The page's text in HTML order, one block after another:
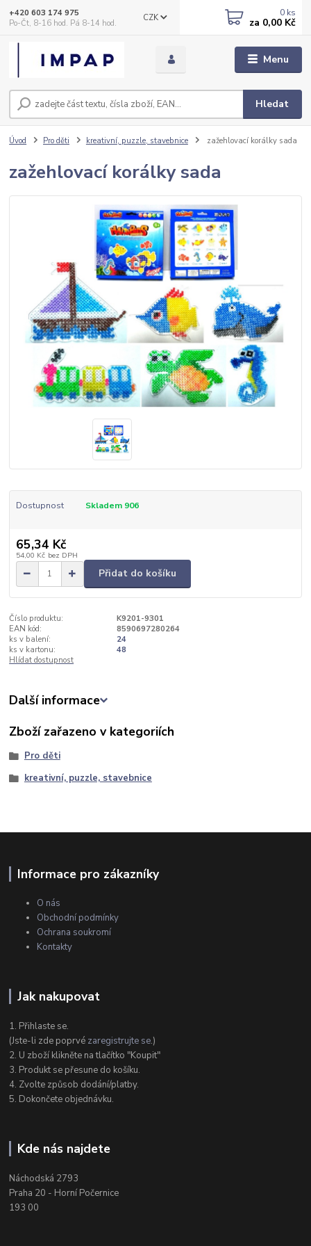
Menu
CZK
Hledat
+420 603 174 975
Po-Čt, 8-16 hod. Pá 8-14 hod.
0 ks
za 0,00 Kč
Úvod Pro děti kreativní, puzzle, stavebnice zažehlovací korálky sada
zažehlovací korálky sada
Dostupnost Skladem 906
65,34 Kč
54,00 Kč bez DPH
Přidat do košíku
Číslo produktu:
K9201-9301
EAN kód:
8590697280264
ks v balení:
24
ks v kartonu:
48
Hlídat dostupnost
Další informace
Zboží zařazeno v kategoriích
Pro děti
kreativní, puzzle, stavebnice
Informace pro zákazníky
O nás
Obchodní podmínky
Ochrana soukromí
Kontakty
Jak nakupovat
1. Přihlaste se.
(Jste-li zde poprvé zaregistrujte se.)
2. U zboží klikněte na tlačítko "Koupit"
3. Produkt se přesune do košíku.
4. Zvolte způsob dodání/platby.
5. Dokončete objednávku.
Kde nás najdete
Náchodská 2793
Praha 20 - Horní Počernice
193 00